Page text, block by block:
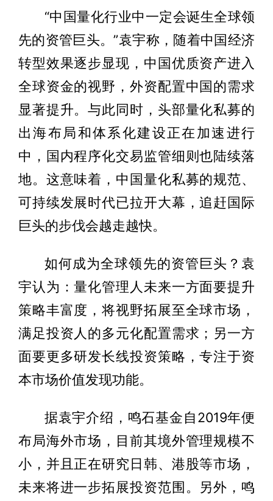
“中国量化行业中一定会诞生全球领
先的资管巨头。”袁宇称，随着中国经济
转型效果逐步显现，中国优质资产进入
全球资金的视野，外资配置中国的需求
显著提升。与此同时，头部量化私募的
出海布局和体系化建设正在加速进行
中，国内程序化交易监管细则也陆续落
地。这意味着，中国量化私募的规范、
可持续发展时代已拉开大幕，追赶国际
巨头的步伐会越走越快。
如何成为全球领先的资管巨头？袁
宇认为：量化管理人未来一方面要提升
策略丰富度，将视野拓展至全球市场，
满足投资人的多元化配置需求；另一方
面要更多研发长线投资策略，专注于资
本市场价值发现功能。
据袁宇介绍，鸣石基金自2019年便
布局海外市场，目前其境外管理规模不
小，并且正在研究日韩、港股等市场，
未来将进一步拓展投资范围。另外，鸣